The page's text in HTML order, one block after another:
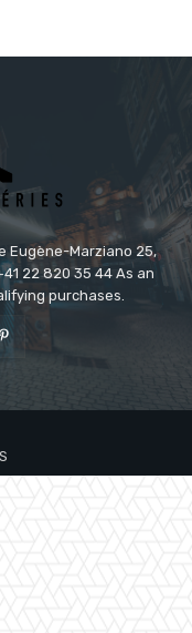
Eugène-Marziano 25,
22 820 35 44 As an
purchases.